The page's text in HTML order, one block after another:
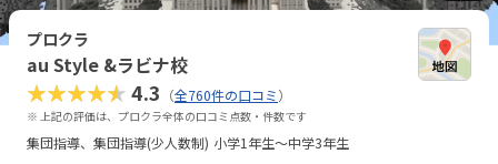
プロクラ
au Style &ラビナ校
★★★★★4.3 （全760件の口コミ）
※ 上記の評価は、プロクラ全体の口コミ点数・件数です
集団指導 集団指導(少人数制) 小学1年生～中学3年生